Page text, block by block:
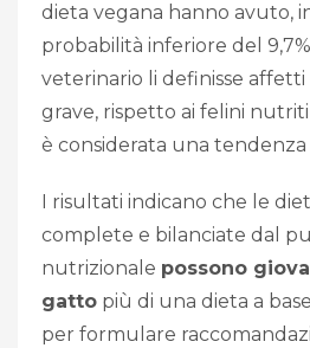
dieta vegana hanno avuto,
probabilità inferiore del
veterinario li definisse
grave, rispetto ai felini
è considerata una
I risultati indicano che le
complete e bilanciate dal
nutrizionale possono
gatto più di una dieta a
per formulare